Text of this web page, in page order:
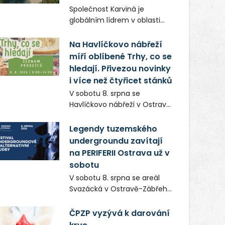
moravskoslezskou metropoli
nevybrali náhodou – její
přirozenou součástí příběhu
bývalého boxerského
šampiona Hoffa (Milan
Ondrík), jenž se po letech
vrací do světa vrcholových
zápasů, tentokrát v MMA.
Společnost Karviná je
globálním lídrem v oblasti
systémů, stabilním
zaměstnavatelem na
Karvinsku a firmou s
obrovským potenciálem.
Na Havlíčkovo nábřeží
míří oblíbené Trhy, co se
hledají. Přivezou novinky
i více než čtyřicet stánků
V sobotu 8. srpna se
Havlíčkovo nábřeží v Ostravě
vůní, chutí a poctivých
lokálních výrobků. Trhy, co se
hledají tentokrát nabídnou
více než čtyřicet pečlivě
vybraných stánků s kvalitní
gastronomií, farmářskými
produkty, designem i
Návštěvníci se mohou těšit
Legendy tuzemského
undergroundu zavítají
na PERIFERII Ostrava už v
sobotu
V sobotu 8. srpna se areál
Svazácká v Ostravě-Zábřehu
undergroundové a
alternativní hudby. Uskuteční
ČPZP vyzývá k darování